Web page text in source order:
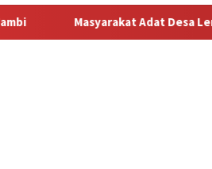
Lermatang Menanti Pembayaran